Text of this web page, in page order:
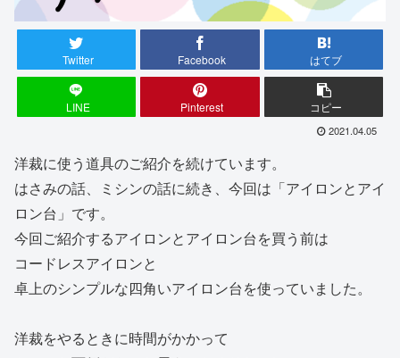
Twitter Facebook はてブ
LINE Pinterest コピー
2021.04.05
洋裁に使う道具のご紹介を続けています。
はさみの話、ミシンの話に続き、今回は「アイロンとアイ
ロン台」です。
今回ご紹介するアイロンとアイロン台を買う前は
コードレスアイロンと
卓上のシンプルな四角いアイロン台を使っていました。
洋裁をやるときに時間がかかって